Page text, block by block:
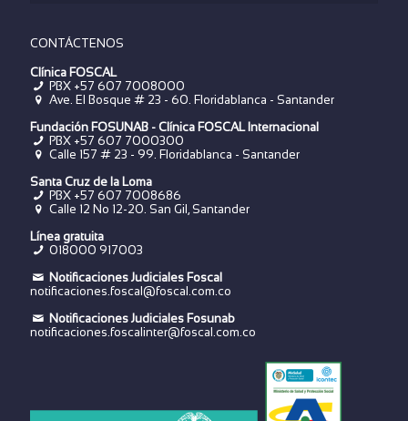
CONTÁCTENOS
Clínica FOSCAL
PBX +57 607 7008000
Ave. El Bosque # 23 - 60. Floridablanca - Santander
Fundación FOSUNAB - Clínica FOSCAL Internacional
PBX +57 607 7000300
Calle 157 # 23 - 99. Floridablanca - Santander
Santa Cruz de la Loma
PBX +57 607 7008686
Calle 12 No 12-20. San Gil, Santander
Línea gratuita
018000 917003
Notificaciones Judiciales Foscal
notificaciones.foscal@foscal.com.co
Notificaciones Judiciales Fosunab
notificaciones.foscalinter@foscal.com.co